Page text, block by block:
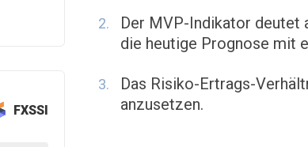
FXSSI
Der MVP-Indikator deutet
die heutige Prognose mit
Das Risiko-Ertrags-
anzusetzen.